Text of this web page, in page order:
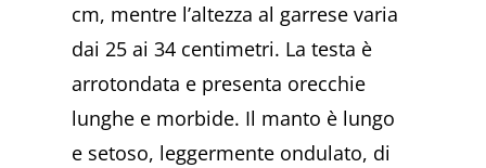
cm, mentre l’altezza al garrese varia
dai 25 ai 34 centimetri. La testa è
arrotondata e presenta orecchie
lunghe e morbide. Il manto è lungo
e setoso, leggermente ondulato, di